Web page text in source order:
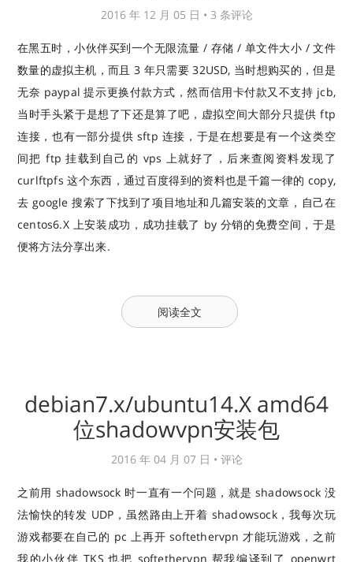
2016 年 12 月 05 日 • 3 条评论
在黑五时，小伙伴买到一个无限流量 / 存储 / 单文件大小 / 文件
数量的虚拟主机，而且 3 年只需要 32USD, 当时想购买的，但是
无奈 paypal 提示更换付款方式，然而信用卡付款又不支持 jcb,
当时手头紧于是想了下还是算了吧，虚拟空间大部分只提供 ftp
连接，也有一部分提供 sftp 连接，于是在想要是有一个这类空
间把 ftp 挂载到自己的 vps 上就好了，后来查阅资料发现了
curlftpfs 这个东西，通过百度得到的资料也是千篇一律的 copy,
去 google 搜索了下找到了项目地址和几篇安装的文章，自己在
centos6.X 上安装成功，成功挂载了 by 分销的免费空间，于是
便将方法分享出来.
阅读全文
debian7.x/ubuntu14.X amd64
位shadowvpn安装包
2016 年 04 月 07 日 • 评论
之前用 shadowsock 时一直有一个问题，就是 shadowsock 没
法愉快的转发 UDP，虽然路由上开着 shadowsock，我每次玩
游戏都要在自己的 pc 上再开 softethervpn 才能玩游戏，之前
我的小伙伴 TKS 也把 softethervpn 帮我编译到了 openwrt